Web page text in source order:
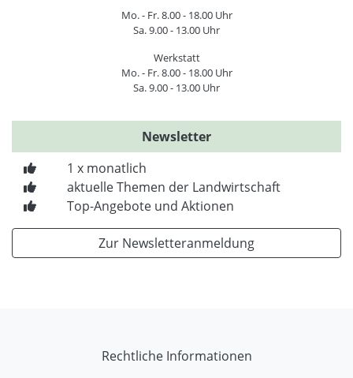
Mo. - Fr. 8.00 - 18.00 Uhr
Sa. 9.00 - 13.00 Uhr
Werkstatt
Mo. - Fr. 8.00 - 18.00 Uhr
Sa. 9.00 - 13.00 Uhr
Newsletter
1 x monatlich
aktuelle Themen der Landwirtschaft
Top-Angebote und Aktionen
Zur Newsletteranmeldung
Rechtliche Informationen